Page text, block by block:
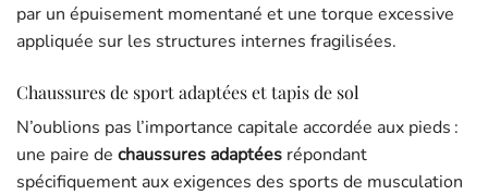
par un épuisement momentané et une torque excessive
appliquée sur les structures internes fragilisées.
Chaussures de sport adaptées et tapis de sol
N’oublions pas l’importance capitale accordée aux pieds :
une paire de chaussures adaptées répondant
spécifiquement aux exigences des sports de musculation